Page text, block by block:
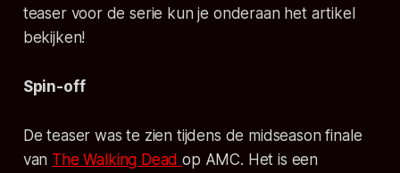
teaser voor de serie kun je onderaan het artikel
bekijken!
Spin-off
De teaser was te zien tijdens de midseason finale
van The Walking Deadop AMC. Het is een